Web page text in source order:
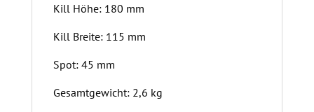
Kill Höhe: 180 mm
Kill Breite: 115 mm
Spot: 45 mm
Gesamtgewicht: 2,6 kg